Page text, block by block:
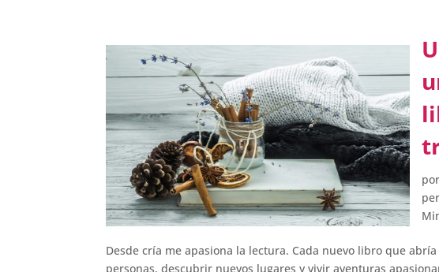
por
Desde cría me apasiona la lectura. Cada nuevo libro que
personas, descubrir nuevos lugares y vivir aventuras